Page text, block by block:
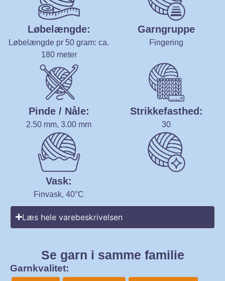
Løbelængde:
Løbelængde pr 50 gram: ca.
180 meter
Garngruppe
Fingering
Pinde / Nåle:
2.50 mm, 3.00 mm
Strikkefasthed:
30
Vask:
Finvask, 40°C
Læs hele varebeskrivelsen
Se garn i samme familie
Garnkvalitet: